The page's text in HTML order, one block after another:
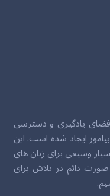
یادگیری و دسترسی
ایجاد شده است. این
وسیعی برای زبان های
دائم در تلاش برای